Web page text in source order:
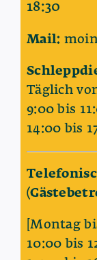
18:30
Mail:
Täglich
9:00 bis
14:00 bis
[Montag
10:00 bis